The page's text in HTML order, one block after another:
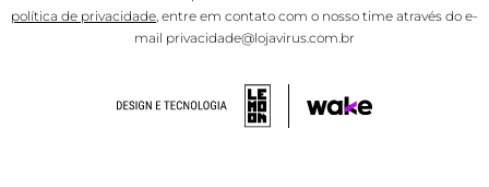
política de privacidade, entre em contato com o nosso time através do e-
mail privacidade@lojavirus.com.br